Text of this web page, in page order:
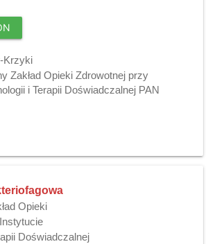
Krzyki
Zakład Opieki Zdrowotnej przy
i Terapii Doświadczalnej PAN
Opieki
Doświadczalnej